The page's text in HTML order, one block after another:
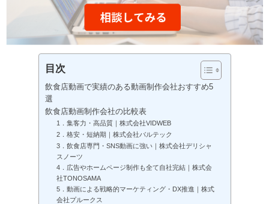
目次
飲食店動画で実績のある動画制作会社おすすめ5
選
飲食店動画制作会社の比較表
1．集客力・高品質｜株式会社VIDWEB
2．格安・短納期｜株式会社バルテック
3．飲食店専門・SNS動画に強い｜株式会社デリシャ
スノーツ
4．広告やホームページ制作も全て自社完結｜株式会
社TONOSAMA
5．動画による戦略的マーケティング・DX推進｜株式
会社プルークス